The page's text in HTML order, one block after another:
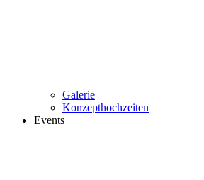
Galerie
Konzepthochzeiten
Events